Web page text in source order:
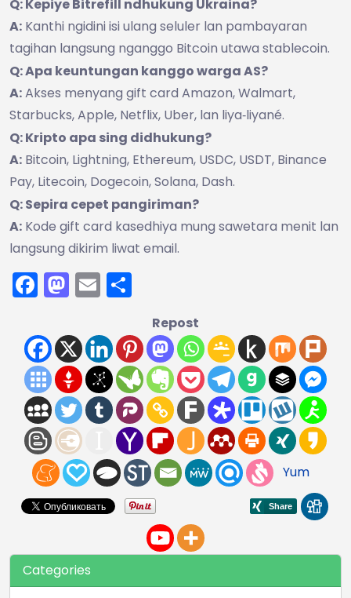
Q: Kepiye Bitrefill ndhukung Ukraina?
A: Kanthi ngidini isi ulang seluler lan pambayaran
tagihan langsung nganggo Bitcoin utawa stablecoin.
Q: Apa keuntungan kanggo warga AS?
A:Akses menyang gift card Amazon, Walmart,
Starbucks, Apple, Netflix, Uber, lan liya‑liyané.
Q: Kripto apa sing didhukung?
A: Bitcoin, Lightning, Ethereum, USDC, USDT, Binance
Pay, Litecoin, Dogecoin, Solana, Dash.
Q: Sepira cepet pangiriman?
A: Kode gift card kasedhiya mung sawetara menit lan
langsung dikirim liwat email.
Facebook
Mastodon
Email
Repost
Yum
Categories